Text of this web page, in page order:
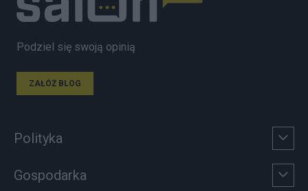
Podziel się swoją opinią
ZAŁÓŻ BLOG
Polityka
Gospodarka